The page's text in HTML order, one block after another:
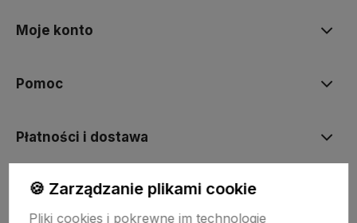
Moje konto
Pomoc
Płatności i dostawa
Informacje
🍪 Zarządzanie plikami cookie
Pliki cookies i pokrewne im technologie